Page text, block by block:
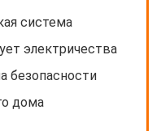
система
электричества
безопасности
дома